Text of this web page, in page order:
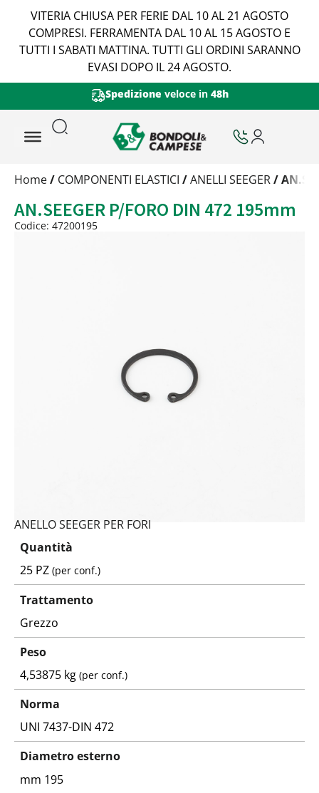
VITERIA CHIUSA PER FERIE DAL 10 AL 21 AGOSTO
COMPRESI. FERRAMENTA DAL 10 AL 15 AGOSTO E
TUTTI I SABATI MATTINA. TUTTI GLI ORDINI SARANNO
EVASI DOPO IL 24 AGOSTO.
Spedizione veloce in 48h
Trattamento
Peso
Quantità
Home/ COMPONENTI ELASTICI /ANELLI SEEGER/
AN.SEEGER P/FORO DIN 472 195mm
Codice: 47200195
ANELLO SEEGER PER FORI
Quantità
25 PZ(per conf.)
Trattamento
Grezzo
Peso
4,53875 kg(per conf.)
Norma
UNI 7437-DIN 472
Diametro esterno
mm 195